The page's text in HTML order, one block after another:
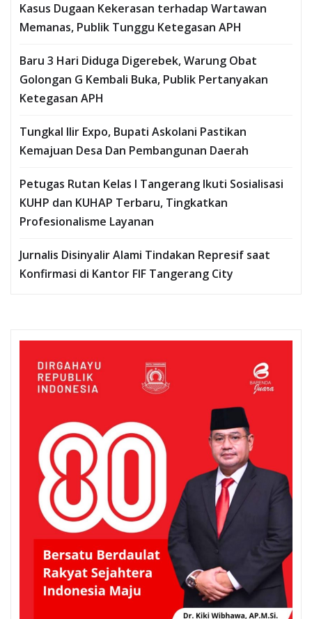
Kasus Dugaan Kekerasan terhadap Wartawan
Memanas, Publik Tunggu Ketegasan APH
Baru 3 Hari Diduga Digerebek, Warung Obat
Golongan G Kembali Buka, Publik Pertanyakan
Ketegasan APH
Tungkal Ilir Expo, Bupati Askolani Pastikan
Kemajuan Desa Dan Pembangunan Daerah
Petugas Rutan Kelas I Tangerang Ikuti Sosialisasi
KUHP dan KUHAP Terbaru, Tingkatkan
Profesionalisme Layanan
Jurnalis Disinyalir Alami Tindakan Represif saat
Konfirmasi di Kantor FIF Tangerang City